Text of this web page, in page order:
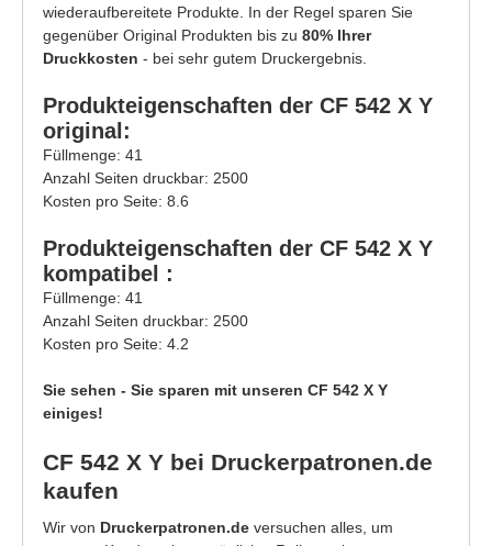
wiederaufbereitete Produkte. In der Regel sparen Sie
gegenüber Original Produkten bis zu 80% Ihrer
Druckkosten - bei sehr gutem Druckergebnis.
Produkteigenschaften der CF 542 X Y
original:
Füllmenge: 41
Anzahl Seiten druckbar: 2500
Kosten pro Seite: 8.6
Produkteigenschaften der CF 542 X Y
kompatibel :
Füllmenge: 41
Anzahl Seiten druckbar: 2500
Kosten pro Seite: 4.2
Sie sehen - Sie sparen mit unseren CF 542 X Y
einiges!
CF 542 X Y bei Druckerpatronen.de
kaufen
Wir von Druckerpatronen.de versuchen alles, um